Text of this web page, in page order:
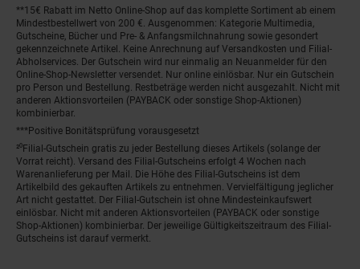
**15€ Rabatt im Netto Online-Shop auf das komplette Sortiment ab einem
Mindestbestellwert von 200 €. Ausgenommen: Kategorie Multimedia,
Gutscheine, Bücher und Pre- & Anfangsmilchnahrung sowie gesondert
gekennzeichnete Artikel. Keine Anrechnung auf Versandkosten und Filial-
Abholservices. Der Gutschein wird nur einmalig an Neuanmelder für den
Online-Shop-Newsletter versendet. Nur online einlösbar. Nur ein Gutschein
pro Person und Bestellung. Restbeträge werden nicht ausgezahlt. Nicht mit
anderen Aktionsvorteilen (PAYBACK oder sonstige Shop-Aktionen)
kombinierbar.
***Positive Bonitätsprüfung vorausgesetzt
²⁰Filial-Gutschein gratis zu jeder Bestellung dieses Artikels (solange der
Vorrat reicht). Versand des Filial-Gutscheins erfolgt 4 Wochen nach
Warenanlieferung per Mail. Die Höhe des Filial-Gutscheins ist dem
Artikelbild des gekauften Artikels zu entnehmen. Vervielfältigung jeglicher
Art nicht gestattet. Der Filial-Gutschein ist ohne Mindesteinkaufswert
einlösbar. Nicht mit anderen Aktionsvorteilen (PAYBACK oder sonstige
Shop-Aktionen) kombinierbar. Der jeweilige Gültigkeitszeitraum des Filial-
Gutscheins ist darauf vermerkt.